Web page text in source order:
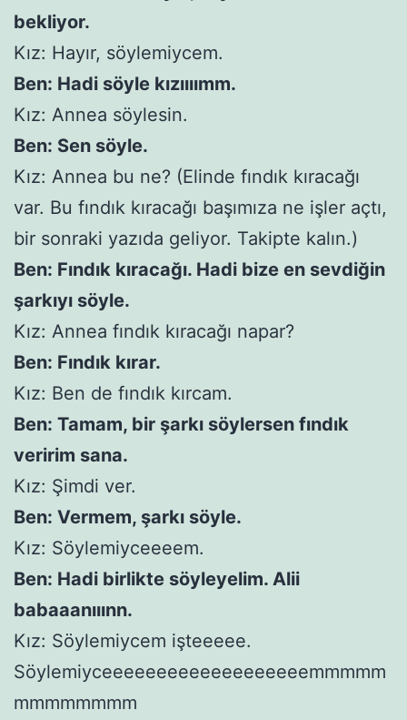
bekliyor.
Kız: Hayır, söylemiycem.
Ben: Hadi söyle kızıııımm.
Kız: Annea söylesin.
Ben: Sen söyle.
Kız: Annea bu ne? (Elinde fındık kıracağı
var. Bu fındık kıracağı başımıza ne işler açtı,
bir sonraki yazıda geliyor. Takipte kalın.)
Ben: Fındık kıracağı. Hadi bize en sevdiğin
şarkıyı söyle.
Kız: Annea fındık kıracağı napar?
Ben: Fındık kırar.
Kız: Ben de fındık kırcam.
Ben: Tamam, bir şarkı söylersen fındık
veririm sana.
Kız: Şimdi ver.
Ben: Vermem, şarkı söyle.
Kız: Söylemiyceeeem.
Ben: Hadi birlikte söyleyelim. Alii
babaaanııınn.
Kız: Söylemiycem işteeeee.
Söylemiyceeeeeeeeeeeeeeeeeeemmmmm
mmmmmmmm